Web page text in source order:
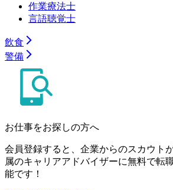
作業療法士
言語聴覚士
飲食
警備
お仕事をお探しの方へ
会員登録すると、企業からのスカウト
属のキャリアアドバイザーに無料で転
能です！